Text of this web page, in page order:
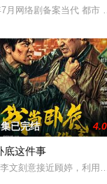
恨意，在屠刀落地的瞬
过摸排、勘查等传统刑
横尸戏台，将冷血少
月网络剧备案当代 都市
夜晚，他脸颊微热，还
被掳走配“阴婚”。他
史以来个以女子进士
已完结 4.0
底这件事
文刻意接近顾婷，利用